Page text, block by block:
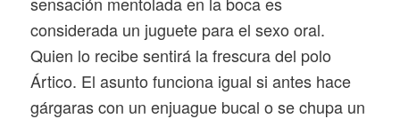
considerada un juguete para el sexo oral.
Quien lo recibe sentirá la frescura del polo
Ártico. El asunto funciona igual si antes hace
gárgaras con un enjuague bucal o se chupa un